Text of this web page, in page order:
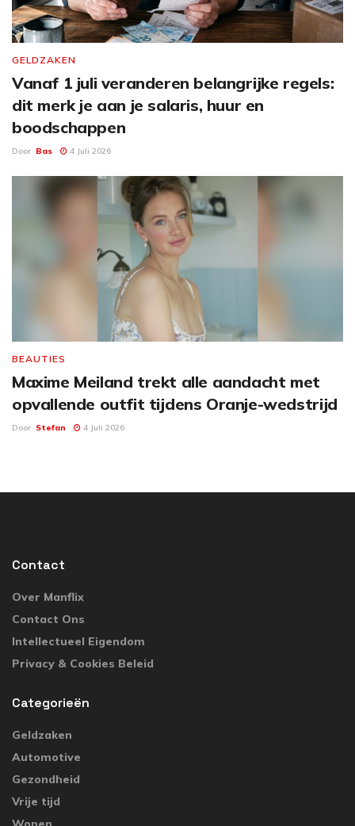
GELDZAKEN
Vanaf 1 juli veranderen belangrijke regels:
dit merk je aan je salaris, huur en
boodschappen
Door Bas 4 Juli 2026
BEAUTIES
Maxime Meiland trekt alle aandacht met
opvallende outfit tijdens Oranje-wedstrijd
Door Stefan 4 Juli 2026
Contact
Over Manflix
Contact Ons
Intellectueel Eigendom
Privacy & Cookies Beleid
Categorieën
Geldzaken
Automotive
Gezondheid
Vrije tijd